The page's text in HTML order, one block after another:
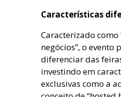
Características
Caracterizado como
negócios”, o evento
diferenciar das
investindo em
exclusivas como a